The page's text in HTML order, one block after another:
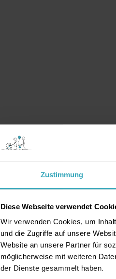
Zustimmung
Diese Webseite verwendet
Wir verwenden Cookies, um
und die Zugriffe auf unsere
Website an unsere Partner für
möglicherweise mit weiteren
der Dienste gesammelt haben.